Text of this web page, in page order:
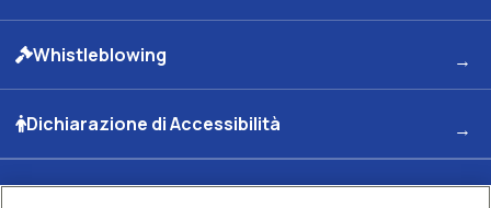
Whistleblowing
Dichiarazione di Accessibilità